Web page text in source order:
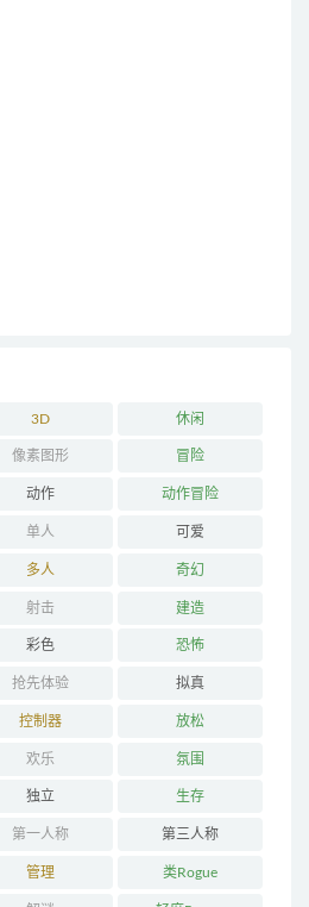
3D 休闲
像素图形 冒险
动作 动作冒险
单人 可爱
多人 奇幻
射击 建造
彩色 恐怖
抢先体验 拟真
控制器 放松
欢乐 氛围
独立 生存
第一人称 第三人称
管理 类Rogue